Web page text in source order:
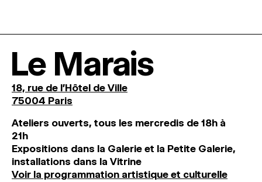
Le Marais
18, rue de l'Hôtel de Ville
75004 Paris
Ateliers ouverts, tous les mercredis de 18h à
21h
Expositions dans la Galerie et la Petite Galerie,
installations dans la Vitrine
Voir la programmation artistique et culturelle